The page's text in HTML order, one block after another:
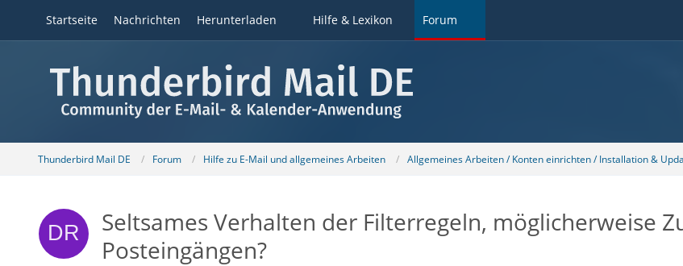
Startseite Nachrichten Herunterladen Hilfe & Lexikon Forum
Thunderbird Mail DE Forum Hilfe zu E-Mail und allgemeines Arbeiten Allgemeines Arbeiten / Konten einrichten / Installation &
Seltsames Verhalten der Filterregeln, möglicherweise
Posteingängen?